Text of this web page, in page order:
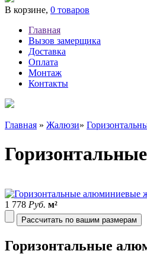
В корзине, 0 товаров
Главная
Вызов замерщика
Доставка
Оплата
Монтаж
Контакты
Главная » Жалюзи»
1 778 Руб. м²
Рассчитать по вашим размерам
Горизонтальные